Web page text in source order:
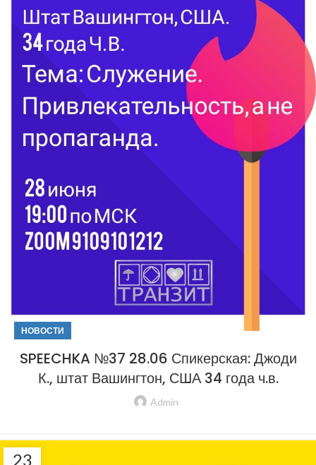
НОВОСТИ
SPEECHKA №37 28.06 Спикерская: Джоди
К., штат Вашингтон, США 34 года ч.в.
Admin
23